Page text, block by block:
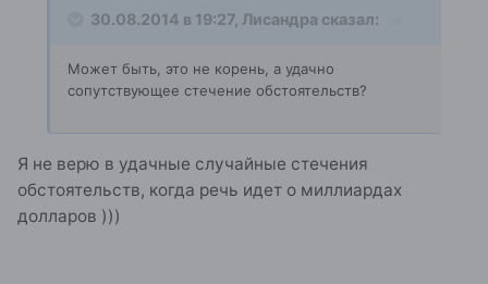
30.08.2014 в 19:27, Лисандра сказал:
Может быть, это не корень, а удачно
сопутствующее стечение обстоятельств?
Я не верю в удачные случайные стечения
обстоятельств, когда речь идет о миллиардах
долларов )))